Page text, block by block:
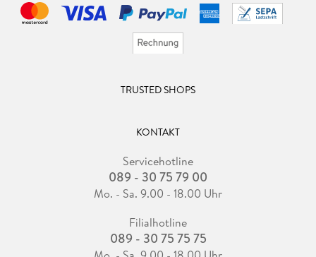
TRUSTED SHOPS
KONTAKT
Servicehotline
089 - 30 75 79 00
Mo. - Sa. 9.00 - 18.00 Uhr
Filialhotline
089 - 30 75 75 75